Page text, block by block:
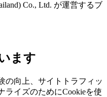
Co., Ltd. が運営するブ
ます
の向上、サイトトラフィッ
ライズのためにCookieを使